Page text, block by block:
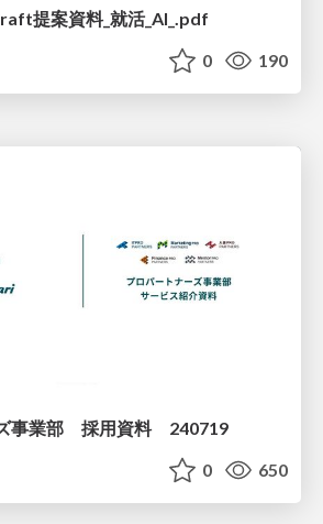
提案資料_就活_AI_.pdf
0 190
事業部 採用資料 240719
0 650